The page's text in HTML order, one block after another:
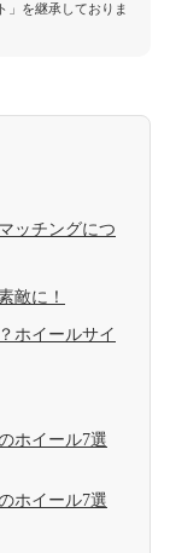
」を継承しておりま
ッチングにつ
敵に！
ホイールサイ
ホイール7選
ホイール7選